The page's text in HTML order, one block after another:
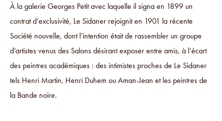
À la galerie Georges Petit avec laquelle il signa en 1899 un
contrat d’exclusivité, Le Sidaner rejoignit en 1901 la récente
Société nouvelle, dont l’intention était de rassembler un groupe
d’artistes venus des Salons désirant exposer entre amis, à l’écart
des peintres académiques : des intimistes proches de Le Sidaner
tels Henri Martin, Henri Duhem ou Aman-Jean et les peintres de
la Bande noire.